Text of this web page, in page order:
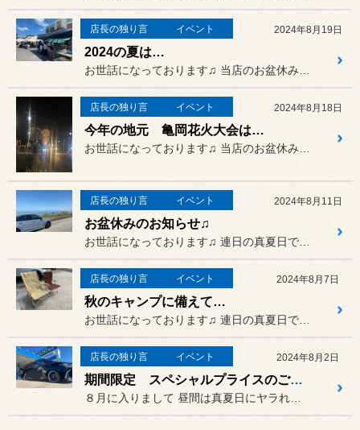
店長の独り言 イベント 2024年8月19日
2024の夏は…
お世話になっております♫ 当店のお盆休みが終わり、冬へ向け...
店長の独り言 イベント 2024年8月18日
今年の地元 亀岡花火大会は…
お世話になっております♫ 当店のお盆休みが終わり冬へ向けて...
店長の独り言 イベント 2024年8月11日
お盆休みのお知らせ♫
店長の独り言 イベント 2024年8月7日
秋のキャンプに備えて…
店長の独り言 イベント 2024年8月2日
期間限定 スペシャルプライスのご案内を♫
８月に入りまして 昼間は真夏日にヤラれ…